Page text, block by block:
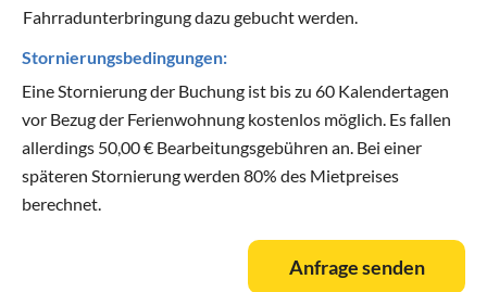
Fahrradunterbringung dazu gebucht werden.
Stornierungsbedingungen:
Eine Stornierung der Buchung ist bis zu 60 Kalendertagen
vor Bezug der Ferienwohnung kostenlos möglich. Es fallen
allerdings 50,00 € Bearbeitungsgebühren an. Bei einer
späteren Stornierung werden 80% des Mietpreises
berechnet.
Anfrage senden